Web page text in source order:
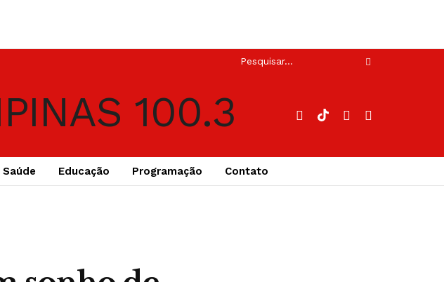
Saúde Educação Programação Contato